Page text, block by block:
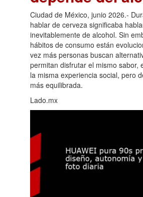
Ciudad de México, junio 2026.-
hablar de cerveza significaba
inevitablemente de alcohol. Sin
hábitos de consumo están
vez más personas buscan
permitan disfrutar el mismo sabor,
la misma experiencia social, pero
más equilibrada.
Lado.mx